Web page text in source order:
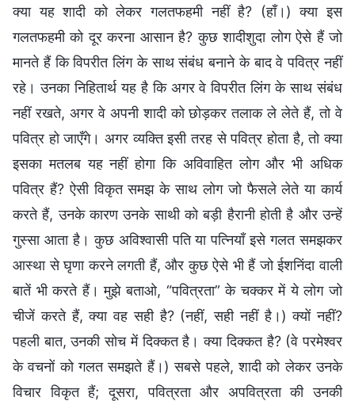
क्या यह शादी को लेकर गलतफहमी नहीं है? (हाँ।) क्या इस
गलतफहमी को दूर करना आसान है? कुछ शादीशुदा लोग ऐसे हैं जो
मानते हैं कि विपरीत लिंग के साथ संबंध बनाने के बाद वे पवित्र नहीं
रहे। उनका निहितार्थ यह है कि अगर वे विपरीत लिंग के साथ संबंध
नहीं रखते, अगर वे अपनी शादी को छोड़कर तलाक ले लेते हैं, तो वे
पवित्र हो जाएँगे। अगर व्यक्ति इसी तरह से पवित्र होता है, तो क्या
इसका मतलब यह नहीं होगा कि अविवाहित लोग और भी अधिक
पवित्र हैं? ऐसी विकृत समझ के साथ लोग जो फैसले लेते या कार्य
करते हैं, उनके कारण उनके साथी को बड़ी हैरानी होती है और उन्हें
गुस्सा आता है। कुछ अविश्वासी पति या पत्नियाँ इसे गलत समझकर
आस्था से घृणा करने लगती हैं, और कुछ ऐसे भी हैं जो ईशनिंदा वाली
बातें भी करते हैं। मुझे बताओ, “पवित्रता” के चक्कर में ये लोग जो
चीजें करते हैं, क्या वह सही है? (नहीं, सही नहीं है।) क्यों नहीं?
पहली बात, उनकी सोच में दिक्कत है। क्या दिक्कत है? (वे परमेश्वर
के वचनों को गलत समझते हैं।) सबसे पहले, शादी को लेकर उनके
विचार विकृत हैं; दूसरा, पवित्रता और अपवित्रता की उनकी